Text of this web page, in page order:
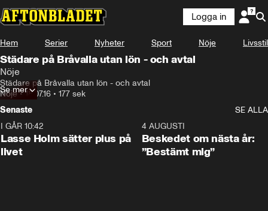
Logga in
Hem Serier Nyheter Sport Nöje Livsstil
Städare på Bråvalla utan lön - och avtal
Nöje
Städare på Bråvalla utan lön - och avtal
Nöje•18.07.16 • 177 sek
Se mer
Senaste
SE ALLA
I GÅR 10:42
Lasse Holm sätter plus på
livet
4 AUGUSTI
Beskedet om nästa år:
”Bestämt mig”